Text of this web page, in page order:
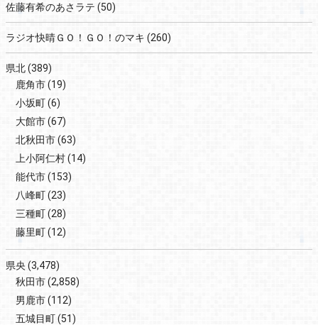
佐藤有希のあさラテ (50)
ラジオ快晴ＧＯ！ＧＯ！のマキ (260)
県北(389)
鹿角市(19)
小坂町(6)
大館市(67)
北秋田市(63)
上小阿仁村(14)
能代市(153)
八峰町(23)
三種町(28)
藤里町(12)
県央 (3,478)
秋田市(2,858)
男鹿市(112)
五城目町(51)